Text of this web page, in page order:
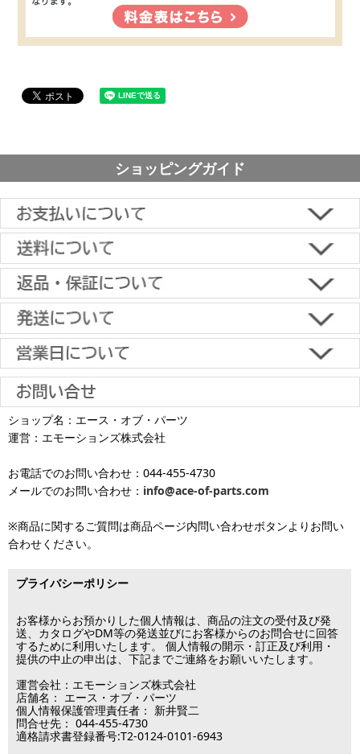
ショッピングガイド
■下記よりお選びいただけます。
クレジットカード決済、代金引換、楽天ペイ、郵便振替、銀行振
込、スコア後払い、コンビニ決済、PayPayオンライン決済
※銀行振り込み・郵便振替・コンビニ決済・PayPayオンライン決済
の場合、ご入金確認後の発送となります。
※一部適用外の地域や商品がありますのでご了承ください。
※お届け先が異なる場合は別途お届け先分の送料がかかります。
沖縄へのお届けは、送料とは別に地域料金が発生します。サイズに
より金額が異なるので、詳しい料金については
となります（当日・土日祝日出荷不可）
【返品・キャンセルについて】
原則として返品は受け付けておりません。
金具に関しては、条件を満たしている場合は返品をお受けいたしま
す。
【初期不良・保証について】
商品到着後1週間以内であれば、初期不良の受け付けを行います。
返品対応の詳細、各種保証については
をご覧ください。
土日祝日も当日出荷いたします
■お届けについて
お届け日のご指定がない場合は、最短出荷・最短到着で発送いたし
ます。
平日は15時・土曜は11時・日曜祝日は10時までのご注文で当日出荷
が可能です。
済・代引決済のみ当日出荷が可能です。
※クレジットカード・代引き決済以外のお支払方法を選択されてい
※メーカー発注品は除きます。
土 日 祝日も
発送しています
※出荷休業日を除く
この日は出荷業務を行いませんので予めご了承下さい。
■営業日
営業時間：09:30～17:30
（電話対応休止時間：12:00～13:00）
土日祝日は出荷業務のみ行います。
土日祝日は電話・メールのお問い合わせ返信は
ショップ名：エース・オブ・パーツ
運営：エモーションズ株式会社
お電話でのお問い合わせ：044-455-4730
メールでのお問い合わせ： info@ace-of-parts.com
※商品に関するご質問は商品ページ内問い合わせボタンよりお問い
合わせください。
プライバシーポリシー
お客様からお預かりした個人情報は、商品の注文の受付及び発
送、カタログやDM等の発送並びにお客様からのお問合せに回答
するために利用いたします。 個人情報の開示・訂正及び利用・
提供の中止の申出は、下記までご連絡をお願いいたします。
運営会社：エモーションズ株式会社
店舗名： エース・オブ・パーツ
個人情報保護管理責任者： 新井賢二
問合せ先： 044-455-4730
適格請求書登録番号:T2-0124-0101-6943